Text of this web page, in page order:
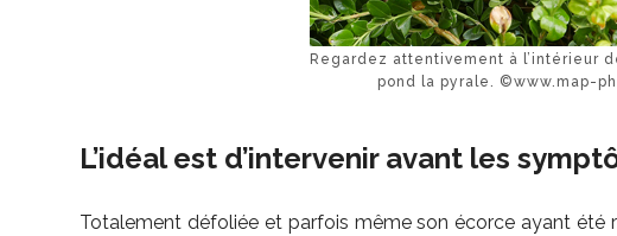
Regardez attentivement à l’intérieur
pond la pyrale. ©www.map-
L’idéal est d’intervenir avant les
Totalement défoliée et parfois même son écorce ayant été